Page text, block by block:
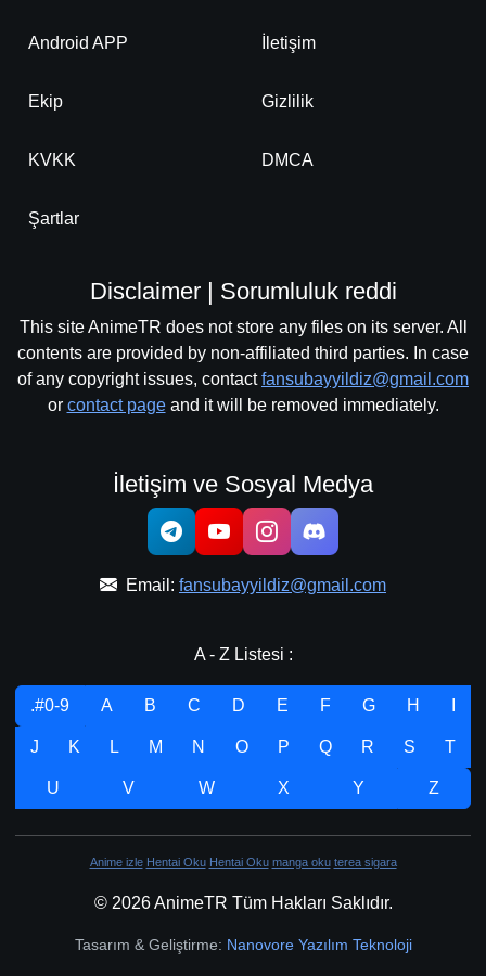
Android APP İletişim
Ekip Gizlilik
KVKK DMCA
Şartlar
Disclaimer | Sorumluluk reddi
This site AnimeTR does not store any files on its server. All
contents are provided by non-affiliated third parties. In case
of any copyright issues, contactfansubayyildiz@gmail.com
or contact pageand it will be removed immediately.
İletişim ve Sosyal Medya
Email: fansubayyildiz@gmail.com
A - Z Listesi :
.#0-9 A B C D E F G H
J K L M N O P Q R S T
U V W X Y Z
Anime izle Hentai Oku Hentai Oku manga oku terea sigara
© 2026 AnimeTR Tüm Hakları Saklıdır.
Tasarım & Geliştirme: Nanovore Yazılım Teknoloji